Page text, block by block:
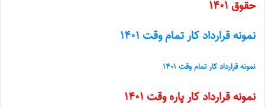
حقوق ۱۴۰۱
نمونه قرارداد کار تمام وقت ۱۴۰۱
نمونه قرارداد کار تمام وقت ۱۴۰۱
نمونه قرارداد کار پاره وقت ۱۴۰۱